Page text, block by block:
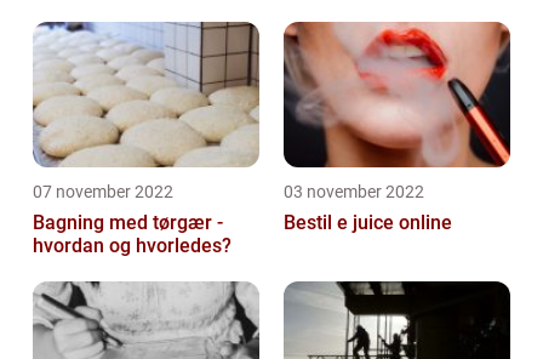
07 november 2022
Bagning med tørgær -
hvordan og hvorledes?
03 november 2022
Bestil e juice online